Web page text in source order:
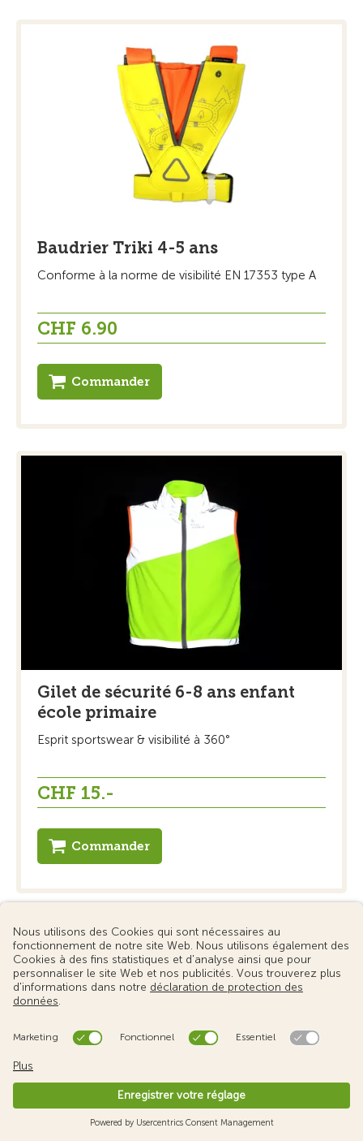
Baudrier Triki 4-5 ans
Conforme à la norme de visibilité EN 17353 type A
CHF 6.90
Commander
Gilet de sécurité 6-8 ans enfant
école primaire
Esprit sportswear & visibilité à 360°
CHF 15.-
Commander